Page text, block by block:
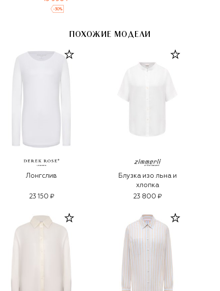
-30%
ПОХОЖИЕ МОДЕЛИ
Лонгслив
23 150 ₽
Блузка изо льна и
хлопка
23 800 ₽